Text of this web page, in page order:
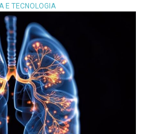
E TECNOLOGIA